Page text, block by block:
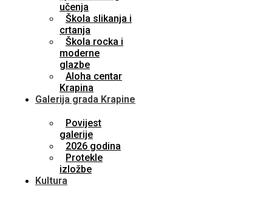
učenja
Škola slikanja i
crtanja
Škola rocka i
moderne
glazbe
Aloha centar
Krapina
Galerija grada Krapine
Povijest
galerije
2026 godina
Protekle
izložbe
Kultura